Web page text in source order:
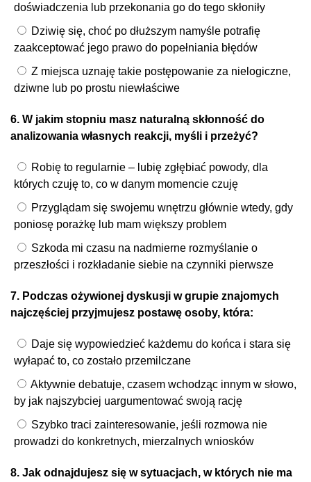
doświadczenia lub przekonania go do tego skłoniły
Dziwię się, choć po dłuższym namyśle potrafię
zaakceptować jego prawo do popełniania błędów
Z miejsca uznaję takie postępowanie za nielogiczne,
dziwne lub po prostu niewłaściwe
6. W jakim stopniu masz naturalną skłonność do
analizowania własnych reakcji, myśli i przeżyć?
Robię to regularnie – lubię zgłębiać powody, dla
których czuję to, co w danym momencie czuję
Przyglądam się swojemu wnętrzu głównie wtedy, gdy
poniosę porażkę lub mam większy problem
Szkoda mi czasu na nadmierne rozmyślanie o
przeszłości i rozkładanie siebie na czynniki pierwsze
7. Podczas ożywionej dyskusji w grupie znajomych
najczęściej przyjmujesz postawę osoby, która:
Daje się wypowiedzieć każdemu do końca i stara się
wyłapać to, co zostało przemilczane
Aktywnie debatuje, czasem wchodząc innym w słowo,
by jak najszybciej uargumentować swoją rację
Szybko traci zainteresowanie, jeśli rozmowa nie
prowadzi do konkretnych, mierzalnych wniosków
8. Jak odnajdujesz się w sytuacjach, w których nie ma